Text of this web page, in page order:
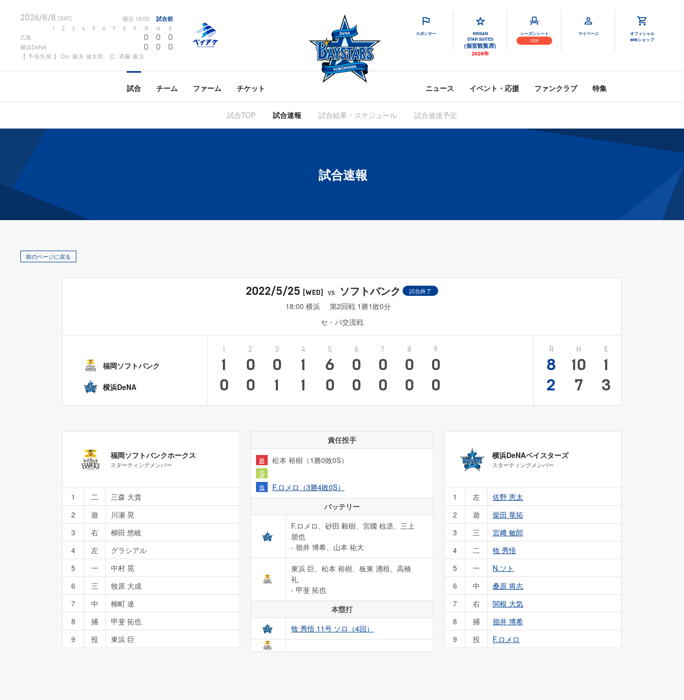
2026/8/8 [SAT] 横浜 18:00 試合前
2 3 4 5 6 7 8 9 R H E
広島 0 0 0
横浜DeNA 0 0 0
【 予告先発 】 De: 篠木 健太郎 広: 斉藤 優汰
スポンサー
NISSAN
STAR SUITES
(個室観覧席)
2026年
シーズンシート
2026
マイページ
オフィシャル
webショップ
試合 チーム ファーム チケット ニュース イベント・応援 ファンクラブ 特集
試合TOP 試合速報 試合結果・スケジュール 試合放送予定
試合速報
前のページに戻る
2022/5/25 [WED] vs ソフトバンク 試合終了
18:00 横浜
第2回戦 1勝1敗0分
セ・パ交流戦
福岡ソフトバンク
横浜DeNA
1
0
2
0
0
3
0
1
4
1
1
5
6
0
6
0
0
7
0
0
8
0
0
9
0
0
R
8
2
H
10
7
E
1
3
福岡ソフトバンクホークス
スターティングメンバー
1 二
三森 大貴
2
遊
川瀬 晃
3
右
柳田 悠岐
4
左
グラシアル
5
一
中村 晃
6
三
牧原 大成
7
中
柳町 達
8
捕
甲斐 拓也
9
投 東浜 巨
責任投手
勝
松本 裕樹（1勝0敗0S）
S
負
F.ロメロ（3勝4敗0S）
バッテリー
F.ロメロ、砂田 毅樹、宮國 椋丞、三上
朋也
- 嶺井 博希、山本 祐大
東浜 巨、松本 裕樹、板東 湧梧、高橋
礼
- 甲斐 拓也
本塁打
牧 秀悟 11号 ソロ（4回）
横浜DeNAベイスターズ
スターティングメンバー
1 左
佐野 恵太
2
遊
柴田 竜拓
3
三
宮﨑 敏郎
4
二
牧 秀悟
5
一
N.ソト
6
中
桑原 将志
7
右
関根 大気
8
捕
嶺井 博希
9
投 F.ロメロ